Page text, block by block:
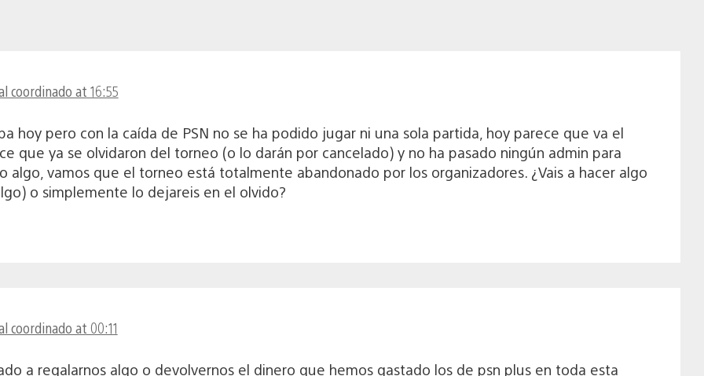
coordinado at 16:55
hoy pero con la caída de PSN no se ha podido jugar ni una sola partida, hoy parece que va el
que ya se olvidaron del torneo (o lo darán por cancelado) y no ha pasado ningún admin para
algo, vamos que el torneo está totalmente abandonado por los organizadores. ¿Vais a hacer algo
o simplemente lo dejareis en el olvido?
coordinado at 00:11
a regalarnos algo o devolvernos el dinero que hemos gastado los de psn plus en toda esta